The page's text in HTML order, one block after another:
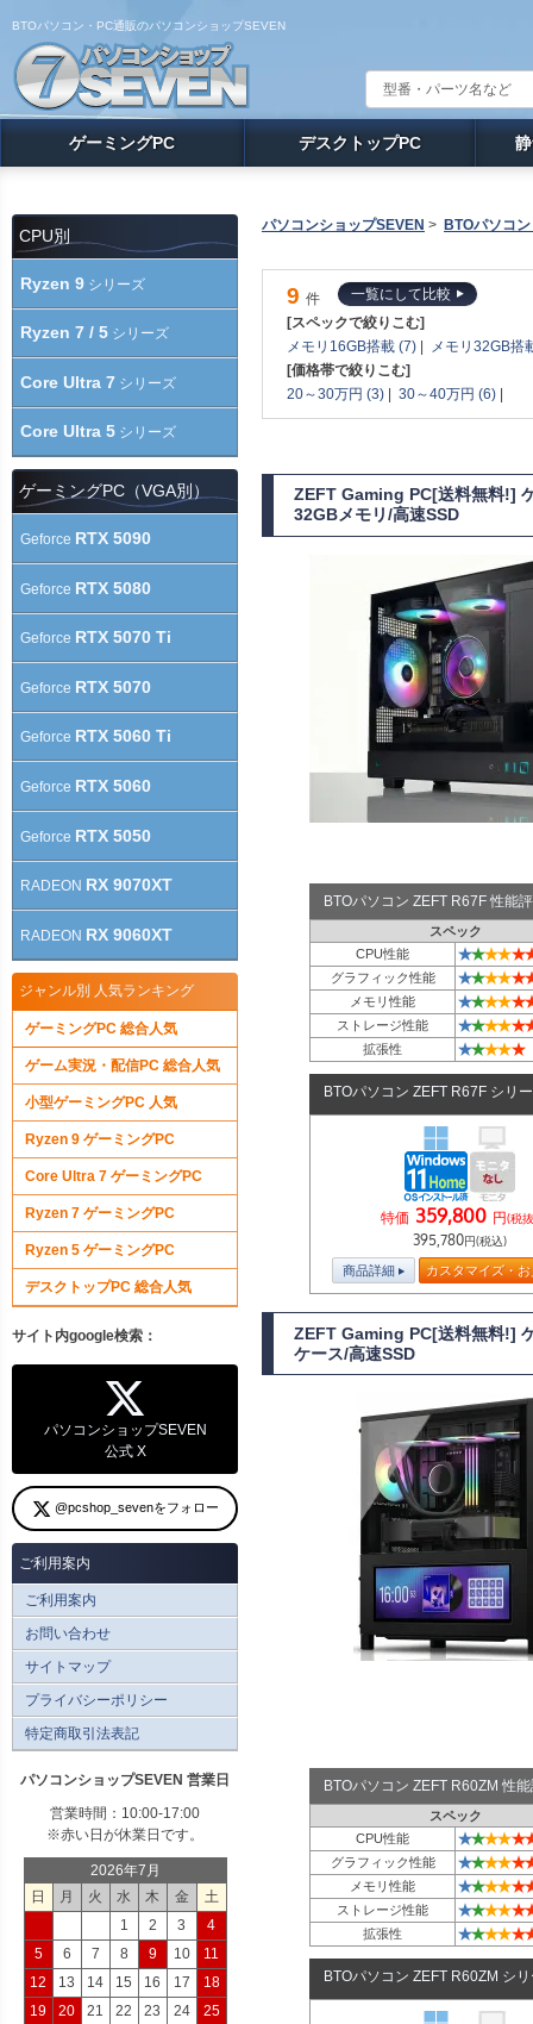
BTOパソコン・PC通販のパソコンショップSEVEN
ゲーミングPC デスクトップPC
パソコンショップSEVEN > BTOパソコ
9 件
一覧にして比較
[スペックで絞りこむ]
メモリ16GB搭載 (7) |
メモリ32GB搭
[価格帯で絞りこむ]
20～30万円 (3) | 30～40万円 (6) |
ZEFT Gaming PC[送料無料!]
32GBメモリ/高速SSD
BTOパソコン ZEFT R67F 性能
スペック
CPU性能
★★★★★
グラフィック性能 ★★★★★
メモリ性能 ★★★★★
ストレージ性能 ★★★★★
拡張性 ★★★★★
BTOパソコン ZEFT R67F シリ
特価 359,800 円(税
395,780円(税込)
商品詳細 カスタマイズ・
ZEFT Gaming PC[送料無料!]
ケース/高速SSD
BTOパソコン ZEFT R60ZM 性
スペック
CPU性能
★★★★★
グラフィック性能 ★★★★★
メモリ性能 ★★★★★
ストレージ性能 ★★★★★
拡張性 ★★★★★
BTOパソコン ZEFT R60ZM シ
CPU別
Ryzen 9 シリーズ
Ryzen 7 / 5 シリーズ
Core Ultra 7 シリーズ
Core Ultra 5 シリーズ
ゲーミングPC（VGA別）
Geforce RTX 5090
Geforce RTX 5080
Geforce RTX 5070 Ti
Geforce RTX 5070
Geforce RTX 5060 Ti
Geforce RTX 5060
Geforce RTX 5050
RADEON RX 9070XT
RADEON RX 9060XT
ジャンル別 人気ランキング
ゲーミングPC 総合人気
ゲーム実況・配信PC 総合人気
小型ゲーミングPC 人気
Ryzen 9 ゲーミングPC
Core Ultra 7 ゲーミングPC
Ryzen 7 ゲーミングPC
Ryzen 5 ゲーミングPC
デスクトップPC 総合人気
サイト内google検索：
パソコンショップSEVEN
公式 X
@pcshop_sevenをフォロー
ご利用案内
ご利用案内
お問い合わせ
サイトマップ
プライバシーポリシー
特定商取引法表記
パソコンショップSEVEN 営業日
営業時間：10:00-17:00
※赤い日が休業日です。
2026年7月
日
月 火 水 木 金
土
1
2 3
4
5
6 7 8 9 10
11
12
13 14 15 16 17
18
19
20 21 22 23 24
25